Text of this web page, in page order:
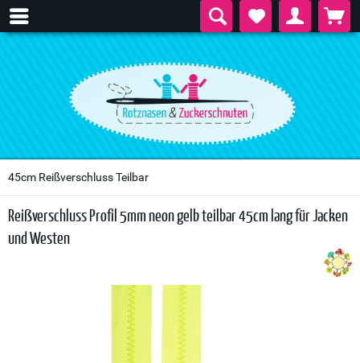
45cm Reißverschluss Teilbar
Reißverschluss Profil 5mm neon gelb teilbar 45cm lang für Jacken
und Westen